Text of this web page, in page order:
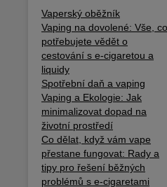
Vaperský oběžník
Vaping na dovolené: Vše, co
potřebujete vědět o
cestování s e-cigaretou a
liquidy
Spotřební daň a vaping
Vaping a Ekologie: Jak
minimalizovat dopad na
životní prostředí
Co dělat, když vám vape
přestane fungovat: Rady a
tipy pro řešení běžných
problémů s e-cigaretami